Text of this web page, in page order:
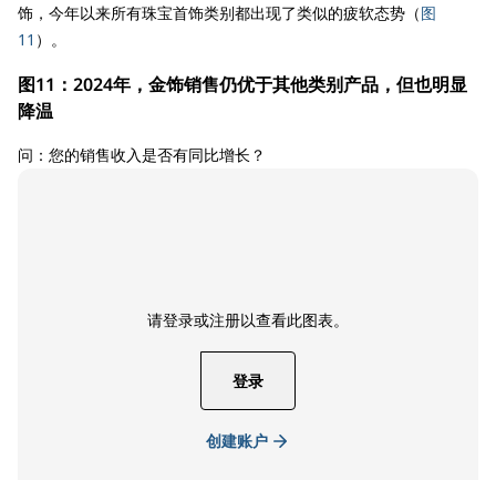
饰，今年以来所有珠宝首饰类别都出现了类似的疲软态势（图
11 ）。
图11：2024年，金饰销售仍优于其他类别产品，但也明显
降温
问：您的销售收入是否有同比增长？
请登录或注册以查看此图表。
登录
创建账户